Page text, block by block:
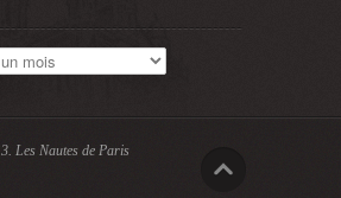
Les Nautes de Paris